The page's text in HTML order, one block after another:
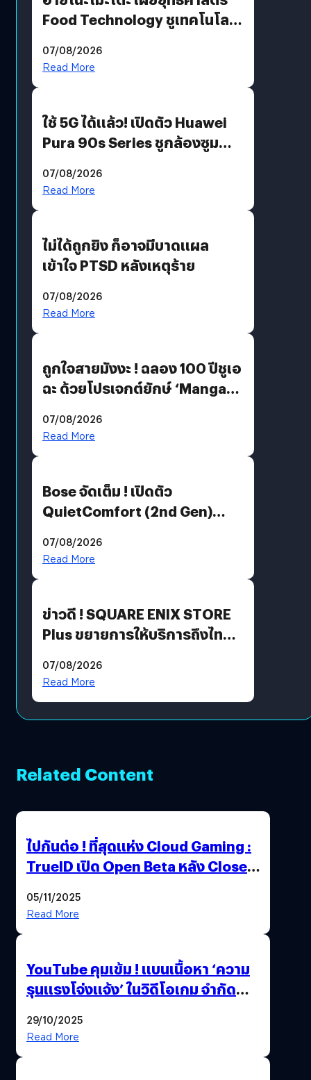
Food Technology ชูเทคโนโลยี
บริโภคและ B2B
07/08/2026
Read More
ใช้ 5G ได้แล้ว! เปิดตัว Huawei
Pura 90s Series ชูกล้องซูม
07/08/2026
Read More
ไม่ได้ถูกยิง ก็อาจมีบาดแผล
เข้าใจ PTSD หลังเหตุร้าย
07/08/2026
Read More
ถูกใจสายมังงะ ! ฉลอง 100 ปีชูเอ
ฉะ ด้วยโปรเจกต์ยักษ์ ‘Manga
มีภาษาไทยด้วย
07/08/2026
Read More
Bose จัดเต็ม ! เปิดตัว
QuietComfort (2nd Gen)
07/08/2026
Read More
ข่าวดี ! SQUARE ENIX STORE
Plus ขยายการให้บริการถึงไทย
โดยตรง
07/08/2026
Read More
Related Content
ไปกันต่อ ! ที่สุดแห่ง Cloud Gaming :
TrueID เปิด Open Beta หลัง Close
Thailand Game Show 2025 ทะลุ 15
05/11/2025
Read More
YouTube คุมเข้ม ! แบนเนื้อหา ‘ความ
รุนแรงโจ่งแจ้ง’ ในวิดีโอเกม จำกัด
29/10/2025
Read More